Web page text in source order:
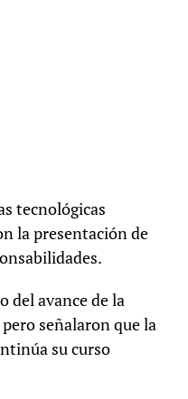
tecnológicas
la presentación de
del avance de la
señalaron que la
su curso